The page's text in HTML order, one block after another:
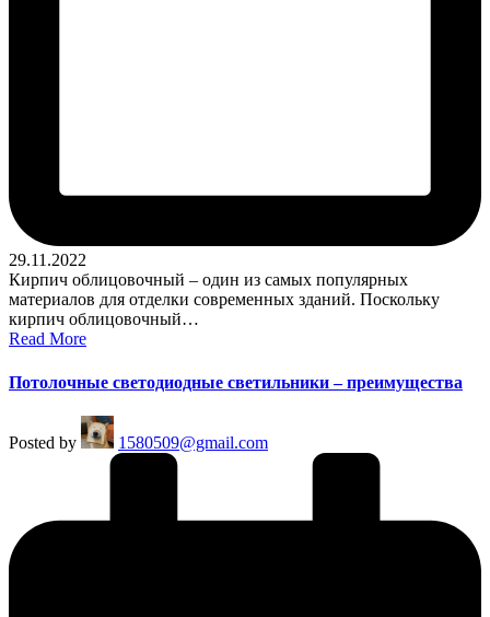
29.11.2022
Кирпич облицовочный – один из самых популярных
материалов для отделки современных зданий. Поскольку
кирпич облицовочный…
Read More
Потолочные светодиодные светильники – преимущества
Posted by 1580509@gmail.com